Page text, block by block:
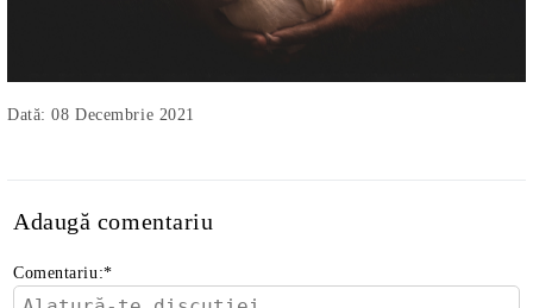
Dată: 08 Decembrie 2021
Adaugă comentariu
Comentariu:*